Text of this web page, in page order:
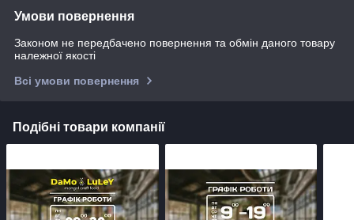
Умови повернення
Законом не передбачено повернення та обмін даного товару
належної якості
Всі умови повернення
Подібні товари компанії